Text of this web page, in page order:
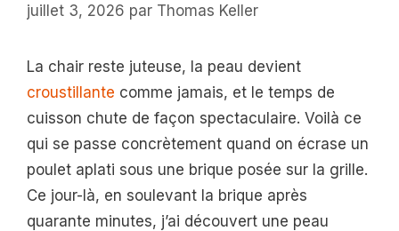
juillet 3, 2026 par Thomas Keller
La chair reste juteuse, la peau devient
croustillante comme jamais, et le temps de
cuisson chute de façon spectaculaire. Voilà ce
qui se passe concrètement quand on écrase un
poulet aplati sous une brique posée sur la grille.
Ce jour-là, en soulevant la brique après
quarante minutes, j’ai découvert une peau